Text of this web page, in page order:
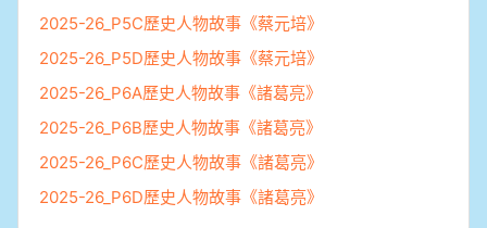
2025-26_P5C歷史人物故事《蔡元培》
2025-26_P5D歷史人物故事《蔡元培》
2025-26_P6A歷史人物故事《諸葛亮》
2025-26_P6B歷史人物故事《諸葛亮》
2025-26_P6C歷史人物故事《諸葛亮》
2025-26_P6D歷史人物故事《諸葛亮》